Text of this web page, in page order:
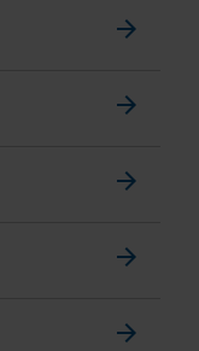
arrow_forward
arrow_forward
arrow_forward
arrow_forward
arrow_forward